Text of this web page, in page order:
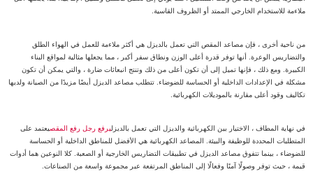
ملاءمة للاستخدام الخارجي الممتد أو الظروف القاسية.
من ناحية أخرى ، فإن مصاعد المقص التي تعمل بالديزل هي أكثر ملاءمة للعمل في الهواء الطلق
والتضاريس الوعرة. أنها توفر قدرة أعلى الوزن ونطاق سفر أكبر ، مما يجعلها مثالية لمواقع البناء
الكبيرة. ومع ذلك ، فإنها تميل إلى أن تكون أعلى من ذلك وتنتج انبعاثات ضارة ، والتي يمكن أن تكون
مشكلة في الإعدادات الداخلية أو الحساسة للضوضاء. تتطلب مصاعد الديزل أيضًا مزيدًا من الصيانة ولديها
تكاليف وقود أعلى مقارنة بالموديلات الكهربائية.
في نهاية المطاف ، الاختيار بين الكهربائية والديزل التي تعمل بالديزليرفع رجل رفع المقصيعتمد على
المتطلبات المحددة للوظيفة والبيئة. المصاعد الكهربائية هي الأفضل للمناطق الداخلية أو الحساسة
للضوضاء ، بينما تتفوق مصاعد الديزل في تطبيقات التضاريس الخارجية أو الصعبة. كلا النوعين هما أدوات
قيمة ، حيث توفر وصولًا آمنًا وفعالًا إلى المناطق المرتفعة عبر مجموعة واسعة من الصناعات.